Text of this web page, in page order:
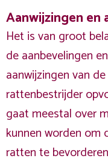
Aanwijzingen en
Het is van groot
de aanbevelingen en
aanwijzingen van de
rattenbestrijder
gaat meestal over
kunnen worden om
ratten te